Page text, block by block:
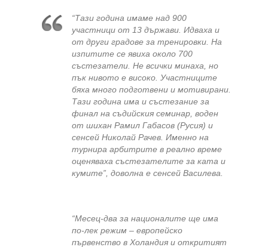
“Тази година имаме над 900
участници от 13 държави. Идваха и
от други градове за тренировки. На
изпитите се явиха около 700
състезатели. Не всички минаха, но
пък нивото е високо. Участниците
бяха много подготвени и мотивирани.
Тази година има и състезание за
финал на съдийския семинар, воден
от шихан Рамил Габасов (Русия) и
сенсей Николай Рачев. Именно на
турнира арбитрите в реално време
оценяваха състезателите за ката и
кумите”, доволна е сенсей Василева.
“Месец-два за националите ще има
по-лек режим – европейско
първенство в Холандия и откритият